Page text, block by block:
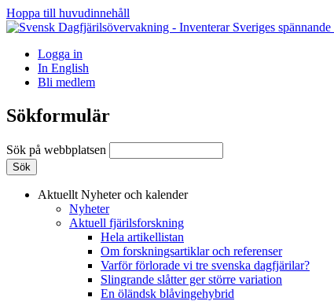
Hoppa till huvudinnehåll
Logga in
In English
Bli medlem
Sökformulär
Sök på webbplatsen
Aktuellt Nyheter och kalender
Nyheter
Aktuell fjärilsforskning
Hela artikellistan
Om forskningsartiklar och referenser
Varför förlorade vi tre svenska dagfjärilar?
Slingrande slåtter ger större variation
En öländsk blåvingehybrid